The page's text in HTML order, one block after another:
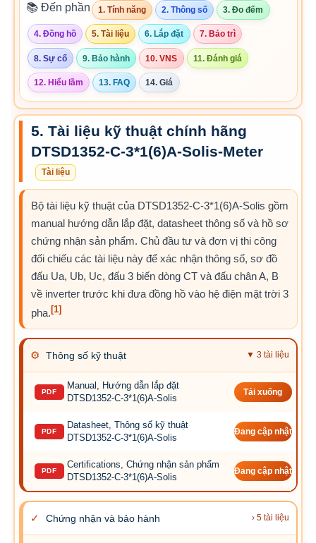
📚 Đến phần 1. Tính năng 2. Thông số 3. Đo đếm
4. Đồng hồ 5. Tài liệu 6. Lắp đặt 7. Bảo trì
8. Sự cố 9. Bảo hành 10. VNS 11. Đánh giá
12. Hiểu lầm 13. FAQ 14. Giá
5. Tài liệu kỹ thuật chính hãng
DTSD1352-C-3*1(6)A-Solis-Meter
Tài liệu
Bộ tài liệu kỹ thuật của DTSD1352-C-3*1(6)A-Solis gồm
manual hướng dẫn lắp đặt, datasheet thông số và hồ sơ
chứng nhận sản phẩm. Chủ đầu tư và đơn vị thi công
đối chiếu các tài liệu này để xác nhận thông số, sơ đồ
đấu Ua, Ub, Uc, đấu 3 biến dòng CT và đấu chân A, B
về inverter trước khi đưa đồng hồ vào hệ điện mặt trời 3
pha. [1]
⚙ Thông số kỹ thuật ▼ 3 tài liệu
PDF
Manual, Hướng dẫn lắp đặt
DTSD1352-C-3*1(6)A-Solis
Tải xuống
PDF
Datasheet, Thông số kỹ thuật
DTSD1352-C-3*1(6)A-Solis
Đang cập nhật
PDF
Certifications, Chứng nhận sản phẩm
DTSD1352-C-3*1(6)A-Solis
Đang cập nhật
✓ Chứng nhận và bảo hành › 5 tài liệu